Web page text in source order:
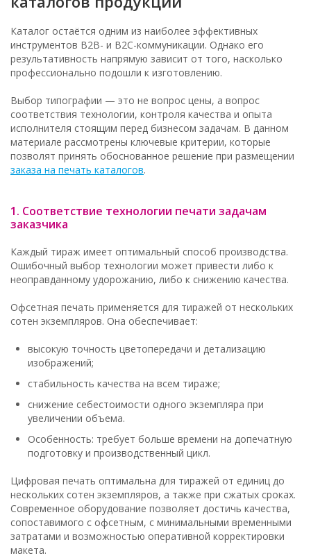
Каталог остаётся одним из наиболее эффективных
инструментов B2B- и B2C-коммуникации. Однако его
результативность напрямую зависит от того, насколько
профессионально подошли к изготовлению.
Выбор типографии — это не вопрос цены, а вопрос
соответствия технологии, контроля качества и опыта
исполнителя стоящим перед бизнесом задачам. В данном
материале рассмотрены ключевые критерии, которые
позволят принять обоснованное решение при размещении
заказа на печать каталогов.
1. Соответствие технологии печати задачам
заказчика
Каждый тираж имеет оптимальный способ производства.
Ошибочный выбор технологии может привести либо к
неоправданному удорожанию, либо к снижению качества.
Офсетная печать применяется для тиражей от нескольких
сотен экземпляров. Она обеспечивает:
высокую точность цветопередачи и детализацию
изображений;
стабильность качества на всем тираже;
снижение себестоимости одного экземпляра при
увеличении объема.
Особенность: требует больше времени на допечатную
подготовку и производственный цикл.
Цифровая печать оптимальна для тиражей от единиц до
нескольких сотен экземпляров, а также при сжатых сроках.
Современное оборудование позволяет достичь качества,
сопоставимого с офсетным, с минимальными временными
затратами и возможностью оперативной корректировки
макета.